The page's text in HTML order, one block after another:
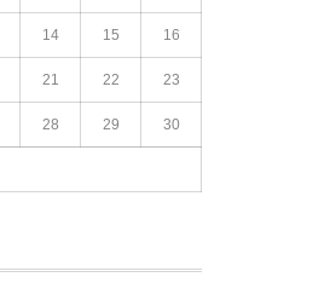
14 15 16
21 22 23
28 29 30